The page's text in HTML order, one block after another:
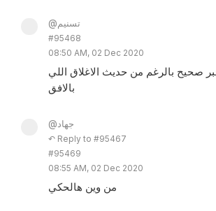
@تسنيم
#95468
08:50 AM, 02 Dec 2020
صحيح بالرغم من حديث الاغلاق اللي
بالافق
@جهاد
↶ Reply to #95467
#95469
08:55 AM, 02 Dec 2020
من وين هالحكي